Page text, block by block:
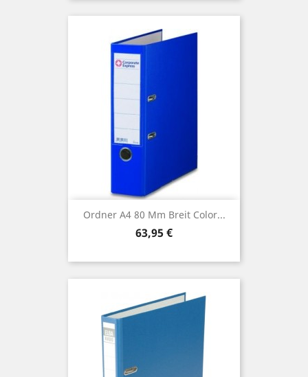
Ordner A4 80 Mm Breit Color...
Preis
63,95 €